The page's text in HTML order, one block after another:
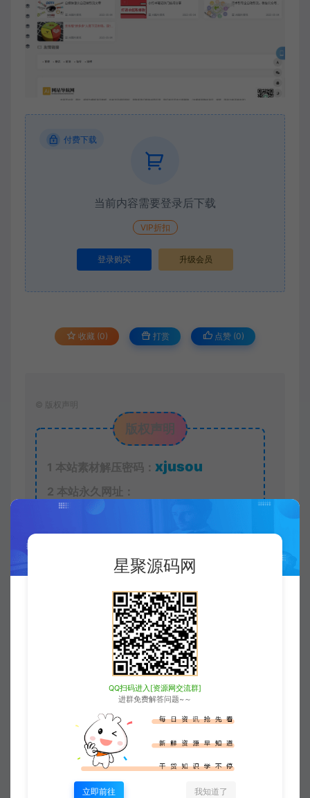
付费下载
当前内容需要登录后下载
VIP折扣
登录购买 升级会员
收藏 (0) 打赏 点赞 (0)
© 版权声明
版权声明
1 本站素材解压密码： xjusou
2 本站永久网址：
https://www.xjuym.cn
研究，禁止用于商业或非法用途。如有侵
权，请联系站长QQ3896976069
本站非盈利性网站，所有付费功能，均
为用户为本站捐赠打赏，本站不贩卖任何
表本站赞同其观点和对其真实性负责。
本站一律禁止以任何方式发布或转载任
何违法的相关信息，访客发现请向站长举
星聚源码网
QQ扫码进入[资源网交流群]
进群免费解答问题~～
立即前往 我知道了